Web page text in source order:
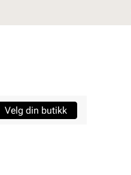
Velg din butikk